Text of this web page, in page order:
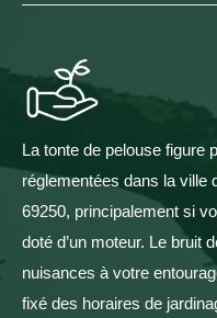
La tonte de pelouse figure
réglementées dans la ville
69250, principalement si
doté d’un moteur. Le bruit
nuisances à votre
fixé des horaires de